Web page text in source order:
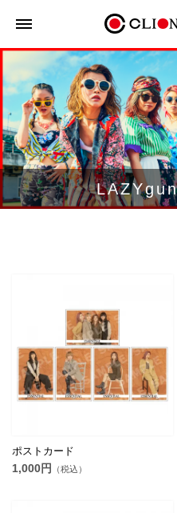
ポストカード
1,000円 （税込）